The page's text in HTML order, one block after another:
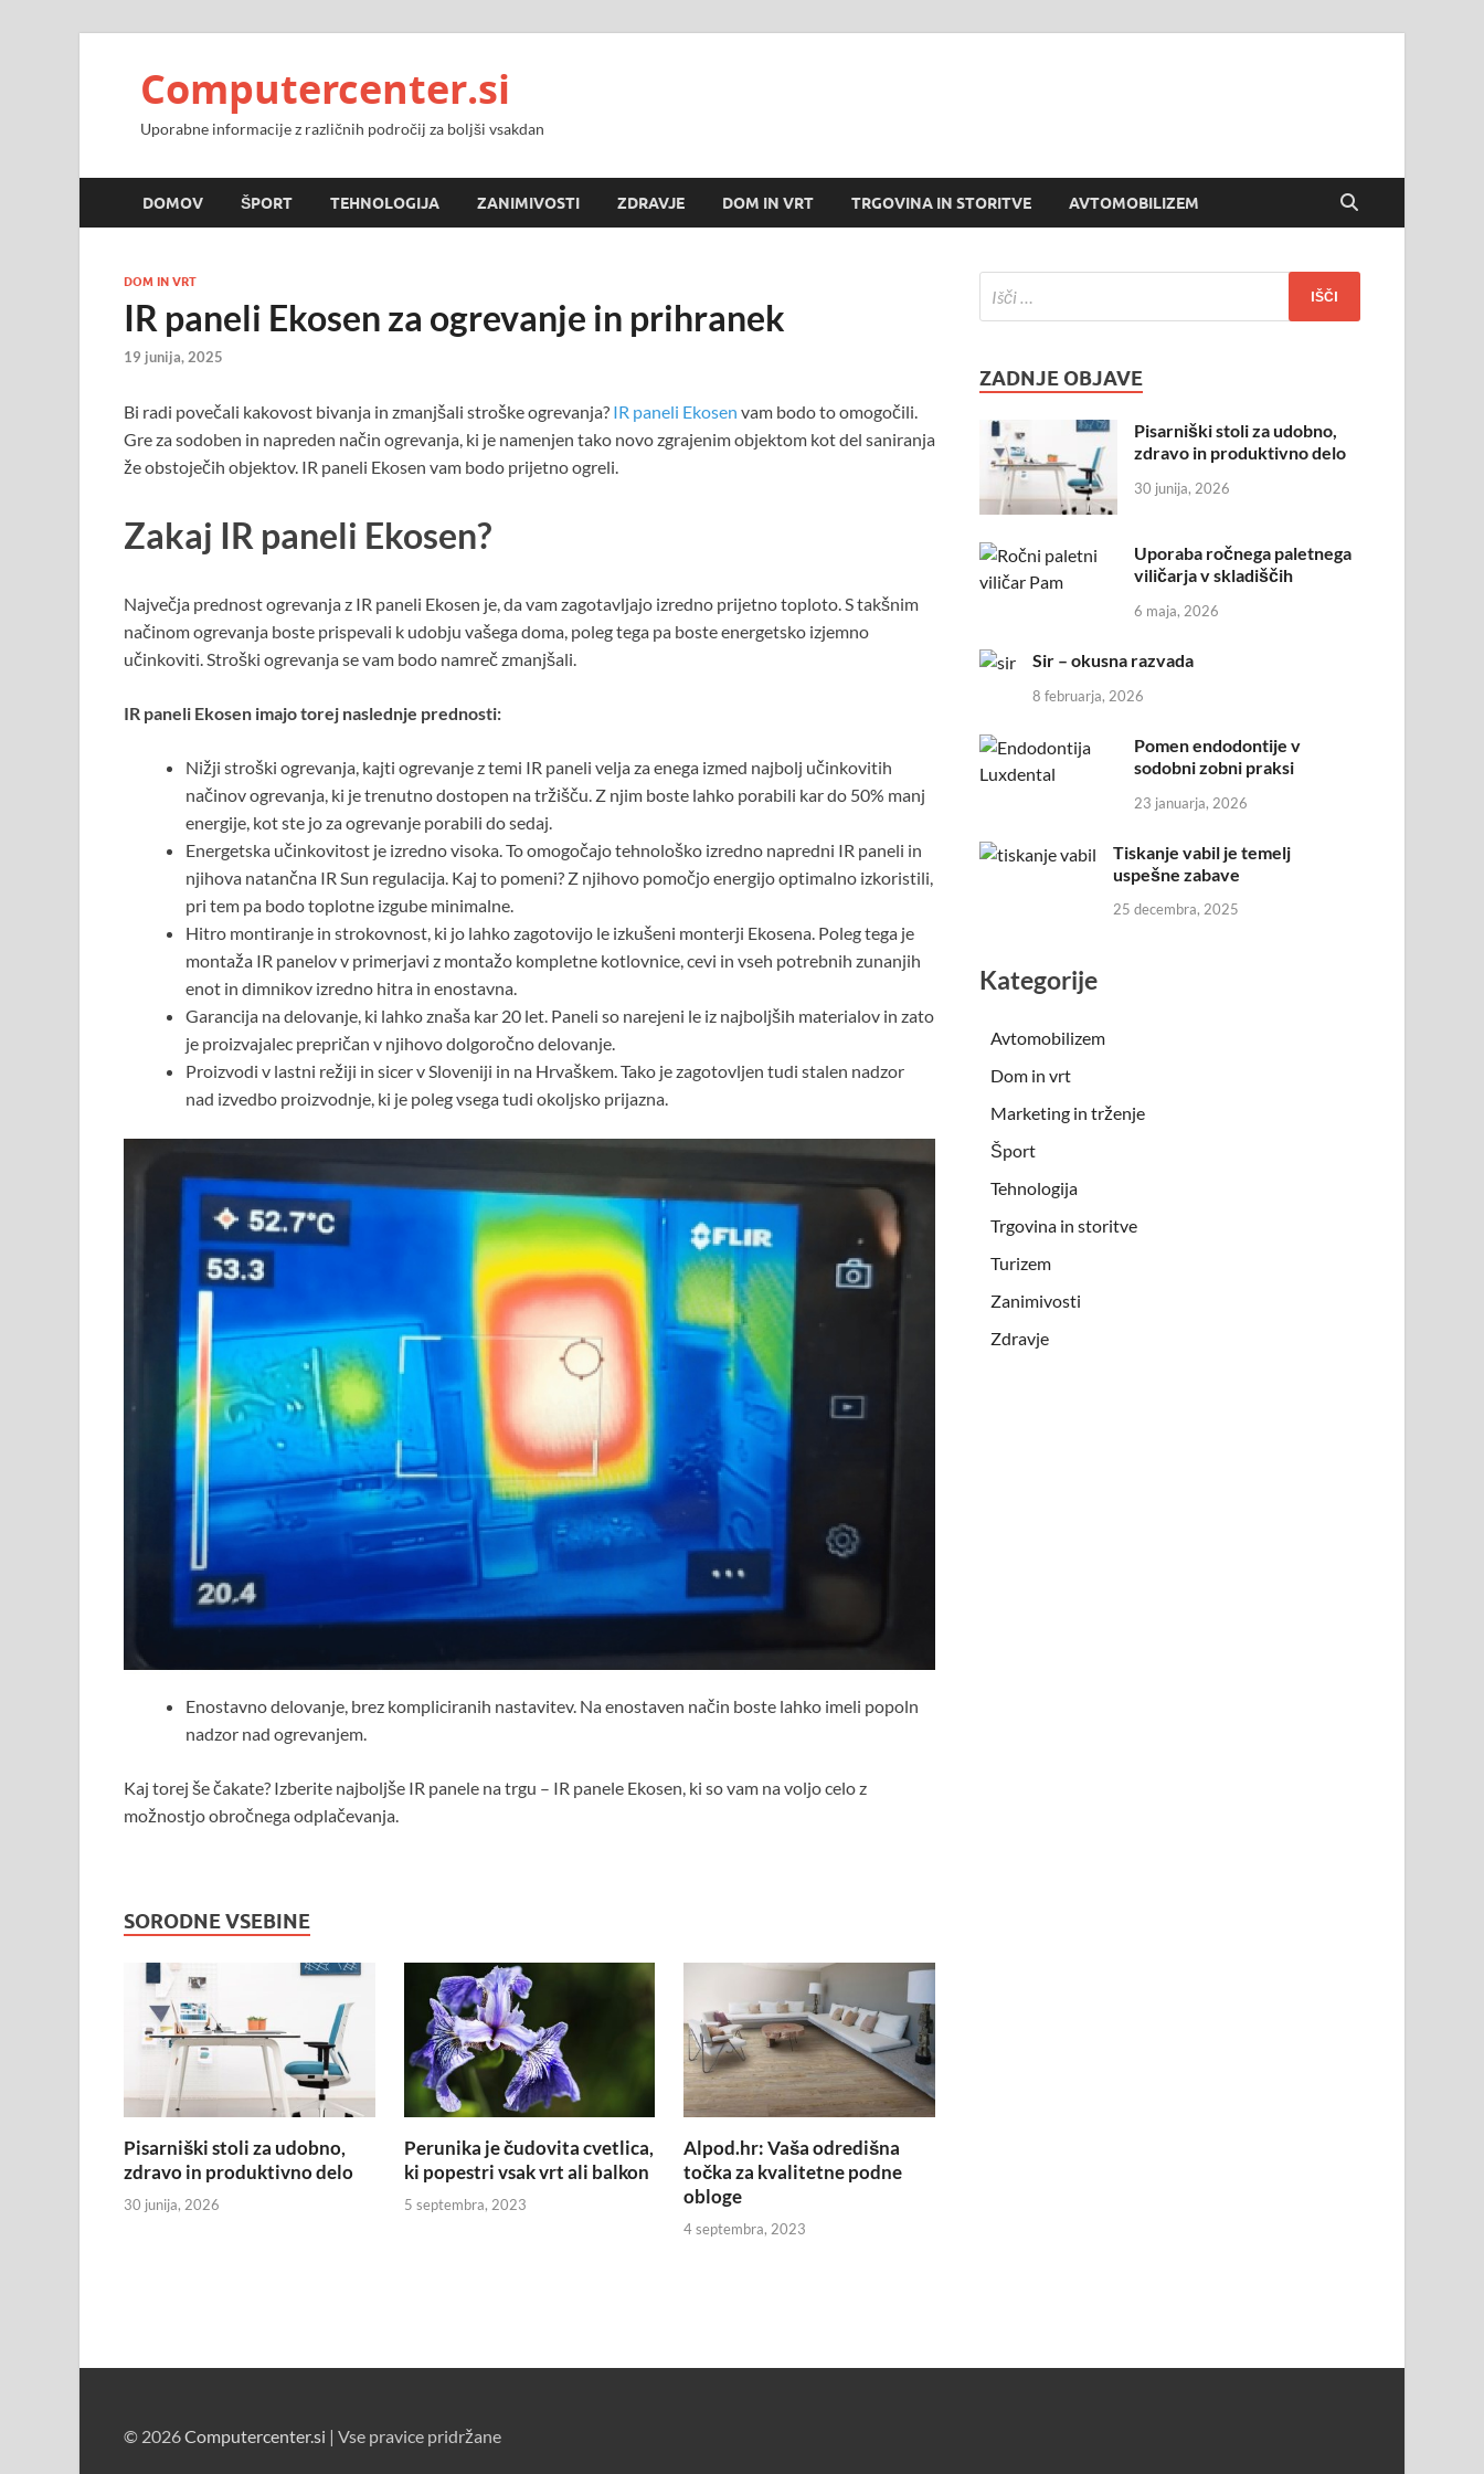
Computercenter.si
Uporabne informacije z različnih področij za boljši vsakdan
DOMOV ŠPORT TEHNOLOGIJA ZANIMIVOSTI ZDRAVJE DOM IN VRT TRGOVINA IN STORITVE AVTOMOBILIZEM
DOM IN VRT
IR paneli Ekosen za ogrevanje in prihranek
19 junija, 2025
Bi radi povečali kakovost bivanja in zmanjšali stroške ogrevanja? IR paneli Ekosen vam bodo to omogočili.
Gre za sodoben in napreden način ogrevanja, ki je namenjen tako novo zgrajenim objektom kot del saniranja
že obstoječih objektov. IR paneli Ekosen vam bodo prijetno ogreli.
Zakaj IR paneli Ekosen?
Največja prednost ogrevanja z IR paneli Ekosen je, da vam zagotavljajo izredno prijetno toploto. S takšnim
načinom ogrevanja boste prispevali k udobju vašega doma, poleg tega pa boste energetsko izjemno
učinkoviti. Stroški ogrevanja se vam bodo namreč zmanjšali.
IR paneli Ekosen imajo torej naslednje prednosti:
Nižji stroški ogrevanja, kajti ogrevanje z temi IR paneli velja za enega izmed najbolj učinkovitih
načinov ogrevanja, ki je trenutno dostopen na tržišču. Z njim boste lahko porabili kar do 50% manj
energije, kot ste jo za ogrevanje porabili do sedaj.
Energetska učinkovitost je izredno visoka. To omogočajo tehnološko izredno napredni IR paneli in
njihova natančna IR Sun regulacija. Kaj to pomeni? Z njihovo pomočjo energijo optimalno izkoristili,
pri tem pa bodo toplotne izgube minimalne.
Hitro montiranje in strokovnost, ki jo lahko zagotovijo le izkušeni monterji Ekosena. Poleg tega je
montaža IR panelov v primerjavi z montažo kompletne kotlovnice, cevi in vseh potrebnih zunanjih
enot in dimnikov izredno hitra in enostavna.
Garancija na delovanje, ki lahko znaša kar 20 let. Paneli so narejeni le iz najboljših materialov in zato
je proizvajalec prepričan v njihovo dolgoročno delovanje.
Proizvodi v lastni režiji in sicer v Sloveniji in na Hrvaškem. Tako je zagotovljen tudi stalen nadzor
nad izvedbo proizvodnje, ki je poleg vsega tudi okoljsko prijazna.
Enostavno delovanje, brez kompliciranih nastavitev. Na enostaven način boste lahko imeli popoln
nadzor nad ogrevanjem.
Kaj torej še čakate? Izberite najboljše IR panele na trgu – IR panele Ekosen, ki so vam na voljo celo z
možnostjo obročnega odplačevanja.
SORODNE VSEBINE
Pisarniški stoli za udobno,
zdravo in produktivno delo
30 junija, 2026
Perunika je čudovita cvetlica,
ki popestri vsak vrt ali balkon
5 septembra, 2023
Alpod.hr: Vaša odredišna
točka za kvalitetne podne
obloge
4 septembra, 2023
ZADNJE OBJAVE
Pisarniški stoli za udobno,
zdravo in produktivno delo
30 junija, 2026
Uporaba ročnega paletnega
viličarja v skladiščih
6 maja, 2026
Sir – okusna razvada
8 februarja, 2026
Pomen endodontije v
sodobni zobni praksi
23 januarja, 2026
Tiskanje vabil je temelj
uspešne zabave
25 decembra, 2025
Kategorije
Avtomobilizem
Dom in vrt
Marketing in trženje
Šport
Tehnologija
Trgovina in storitve
Turizem
Zanimivosti
Zdravje
© 2026Computercenter.si | Vse pravice pridržane